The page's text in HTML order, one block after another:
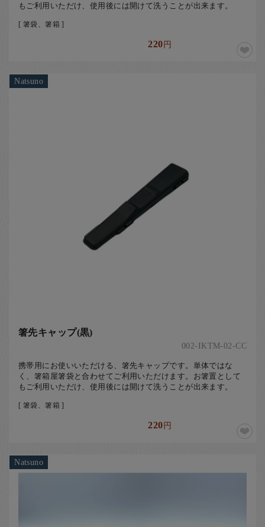
もご利用いただけ、使用後には開けて洗うことが出来ます。
[ 箸袋、箸箱 ]
220円
Natsuno
箸先キャップ(黒)
002-IKTM-02-CC
携帯用にお使いいただける、箸先キャップです。単体ではな
く、箸箱屋箸袋と合わせてご利用いただけます。お箸置として
もご利用いただけ、使用後には開けて洗うことが出来ます。
[ 箸袋、箸箱 ]
220円
Natsuno